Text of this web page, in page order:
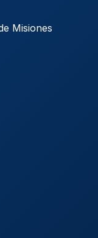
Misiones